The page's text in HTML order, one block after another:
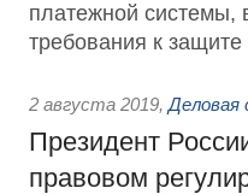
платежной системы,
требования к
2 августа 2019, Деловая
Президент
правовом